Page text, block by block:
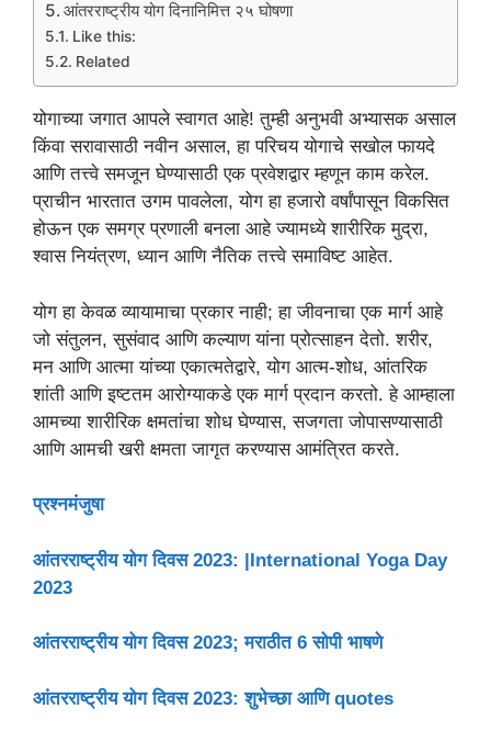
आंतरराष्ट्रीय योग दिनानिमित्त २५ घोषणा
Like this:
Related
योगाच्या जगात आपले स्वागत आहे! तुम्ही अनुभवी अभ्यासक असाल
किंवा सरावासाठी नवीन असाल, हा परिचय योगाचे सखोल फायदे
आणि तत्त्वे समजून घेण्यासाठी एक प्रवेशद्वार म्हणून काम करेल.
प्राचीन भारतात उगम पावलेला, योग हा हजारो वर्षांपासून विकसित
होऊन एक समग्र प्रणाली बनला आहे ज्यामध्ये शारीरिक मुद्रा,
श्वास नियंत्रण, ध्यान आणि नैतिक तत्त्वे समाविष्ट आहेत.
योग हा केवळ व्यायामाचा प्रकार नाही; हा जीवनाचा एक मार्ग आहे
जो संतुलन, सुसंवाद आणि कल्याण यांना प्रोत्साहन देतो. शरीर,
मन आणि आत्मा यांच्या एकात्मतेद्वारे, योग आत्म-शोध, आंतरिक
शांती आणि इष्टतम आरोग्याकडे एक मार्ग प्रदान करतो. हे आम्हाला
आमच्या शारीरिक क्षमतांचा शोध घेण्यास, सजगता जोपासण्यासाठी
आणि आमची खरी क्षमता जागृत करण्यास आमंत्रित करते.
प्रश्नमंजुषा
आंतरराष्ट्रीय योग दिवस 2023: |International Yoga Day
2023
आंतरराष्ट्रीय योग दिवस 2023; मराठीत 6 सोपी भाषणे
आंतरराष्ट्रीय योग दिवस 2023: शुभेच्छा आणि quotes